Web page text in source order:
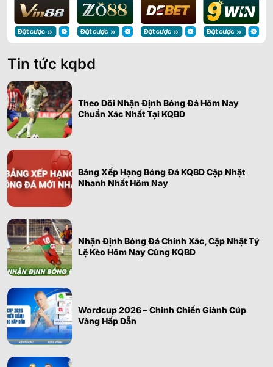
Tin tức kqbd
Theo Dõi Nhận Định Bóng Đá Hôm Nay
Chuẩn Xác Nhất Tại KQBD
Bảng Xếp Hạng Bóng Đá KQBD Cập Nhật
Nhanh Nhất Hôm Nay
Nhận Định Bóng Đá Chính Xác, Cập Nhật Tỷ
Lệ Kèo Hôm Nay Cùng KQBD
Wordcup 2026 – Chinh Chiến Giành Cúp
Vàng Hấp Dẫn